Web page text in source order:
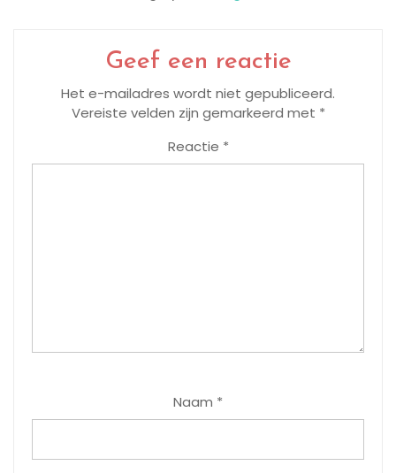
Geef een reactie
Het e-mailadres wordt niet gepubliceerd.
Vereiste velden zijn gemarkeerd met *
Reactie *
Naam *